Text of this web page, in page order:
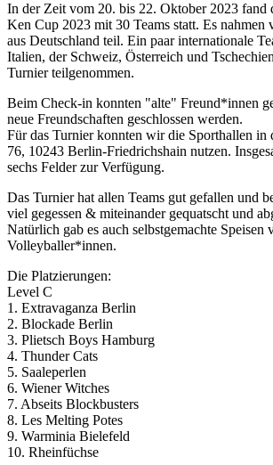
In der Zeit vom 20. bis 22. Oktober 2023 fand
Ken Cup 2023 mit 30 Teams statt. Es nahmen
aus Deutschland teil. Ein paar internationale
Italien, der Schweiz, Österreich und
Turnier teilgenommen.
Beim Check-in konnten "alte" Freund*innen
neue Freundschaften geschlossen werden.
Für das Turnier konnten wir die Sporthallen in
76, 10243 Berlin-Friedrichshain nutzen.
sechs Felder zur Verfügung.
Das Turnier hat allen Teams gut gefallen und
viel gegessen & miteinander gequatscht und
Natürlich gab es auch selbstgemachte Speisen
Volleyballer*innen.
Die Platzierungen:
Level C
1. Extravaganza Berlin
2. Blockade Berlin
3. Plietsch Boys Hamburg
4. Thunder Cats
5. Saaleperlen
6. Wiener Witches
7. Abseits Blockbusters
8. Les Melting Potes
9. Warminia Bielefeld
10. Rheinfüchse